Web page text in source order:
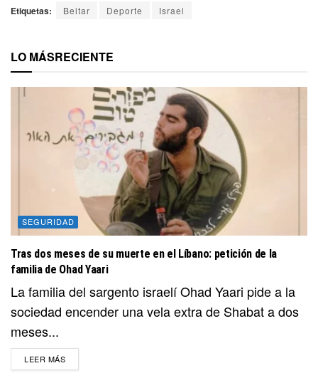
Etiquetas: Beitar Deporte Israel
LO MÁSRECIENTE
SEGURIDAD
Tras dos meses de su muerte en el Líbano: petición de la
familia de Ohad Yaari
La familia del sargento israelí Ohad Yaari pide a la
sociedad encender una vela extra de Shabat a dos
meses...
LEER MÁSDETAILS